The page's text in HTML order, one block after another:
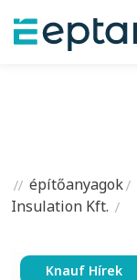
építőanyagok
Insulation Kft.
Knauf Hírek